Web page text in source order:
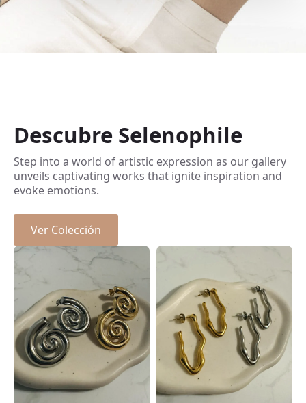
Descubre Selenophile
Step into a world of artistic expression as our gallery
unveils captivating works that ignite inspiration and
evoke emotions.
Ver Colección